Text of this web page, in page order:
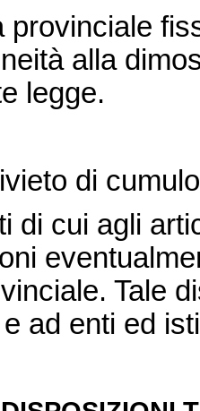
alla
legge.
di
cui agli
Tale
ad enti ed